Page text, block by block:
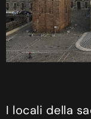
I locali della